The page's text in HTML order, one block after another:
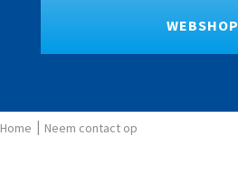
WEBSHOP
Neem contact op